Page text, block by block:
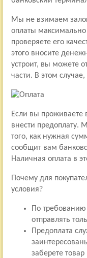
Мы не взимаем
оплаты максимально
проверяете его
этого вносите
устроит, вы можете
части. В этом
Если вы проживаете
внести предоплату.
того, как нужная
сообщит вам
Наличная оплата в
Почему для
условия?
По
отправлять
Предоплата
заберете